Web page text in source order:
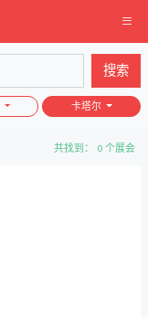
搜索
卡塔尔
共找到： 0 个展会